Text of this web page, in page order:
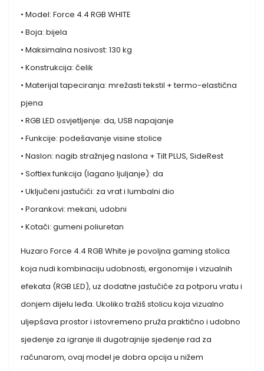
• Model: Force 4.4 RGB WHITE
• Boja: bijela
• Maksimalna nosivost: 130 kg
• Konstrukcija: čelik
• Materijal tapeciranja: mrežasti tekstil + termo-elastična
pjena
• RGB LED osvjetljenje: da, USB napajanje
• Funkcije: podešavanje visine stolice
• Naslon: nagib stražnjeg naslona + Tilt PLUS, SideRest
• Softlex funkcija (lagano ljuljanje): da
• Uključeni jastučići: za vrat i lumbalni dio
• Porankovi: mekani, udobni
• Kotači: gumeni poliuretan
Huzaro Force 4.4 RGB White je povoljna gaming stolica
koja nudi kombinaciju udobnosti, ergonomije i vizualnih
efekata (RGB LED), uz dodatne jastučiće za potporu vratu i
donjem dijelu leđa. Ukoliko tražiš stolicu koja vizualno
uljepšava prostor i istovremeno pruža praktično i udobno
sjedenje za igranje ili dugotrajnije sjedenje rad za
računarom, ovaj model je dobra opcija u nižem